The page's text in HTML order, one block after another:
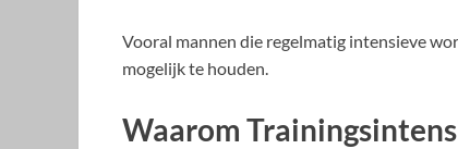
Vooral mannen die regelmatig intensieve
mogelijk te houden.
Waarom